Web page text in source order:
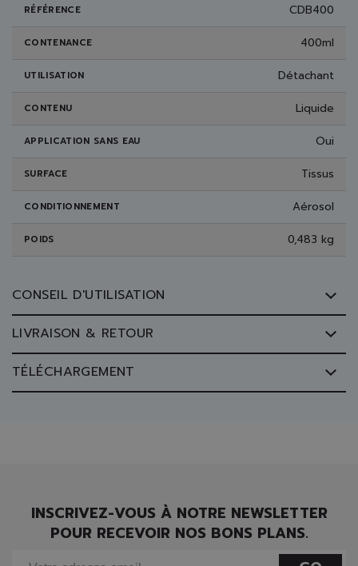
RÉFÉRENCE CDB400
CONTENANCE 400ml
UTILISATION Détachant
CONTENU Liquide
APPLICATION SANS EAU Oui
SURFACE Tissus
CONDITIONNEMENT Aérosol
POIDS 0,483 kg
CONSEIL D'UTILISATION
LIVRAISON & RETOUR
TÉLÉCHARGEMENT
INSCRIVEZ-VOUS À NOTRE NEWSLETTER
POUR RECEVOIR NOS BONS PLANS.